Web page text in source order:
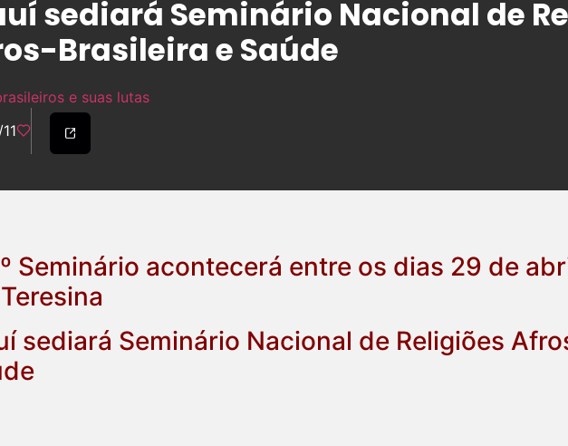
sediará Seminário Nacional de
Brasileira e Saúde
e suas lutas
Seminário acontecerá entre os dias 29 de
sediará Seminário Nacional de Religiões